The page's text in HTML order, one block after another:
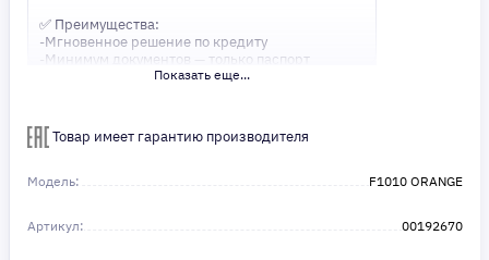
✅ Преимущества:
-Мгновенное решение по кредиту
-Минимум документов — только паспорт
-Удобные сроки и низкие процентные ставки
Получите то, что нужно, прямо сейчас. Ваше
удобство — наш приоритет! ✨
в этом!
Показать еще...
Товар имеет гарантию производителя
Модель: F1010 ORANGE
Артикул: 00192670